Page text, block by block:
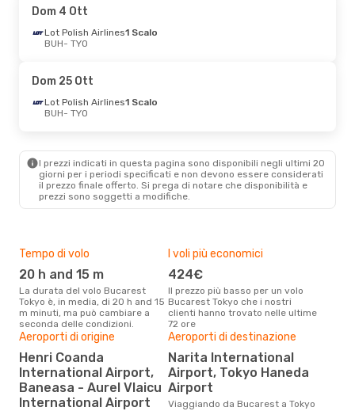
BUH- TYO
Lot Polish Airlines
TYO - BUH
Dom 4 Ott
Lot Polish Airlines1 Scalo
BUH- TYO
Dom 25 Ott
Lot Polish Airlines1 Scalo
BUH- TYO
I prezzi indicati in questa pagina sono disponibili negli ultimi 20
giorni per i periodi specificati e non devono essere considerati
il ​​prezzo finale offerto. Si prega di notare che disponibilità e
prezzi sono soggetti a modifiche.
Tempo di volo
20 h and 15 m
La durata del volo Bucarest
Tokyo è, in media, di 20 h and 15
m minuti, ma può cambiare a
seconda delle condizioni.
I voli più economici
424€
Il prezzo più basso per un volo
Bucarest Tokyo che i nostri
clienti hanno trovato nelle ultime
72 ore
Aeroporti di origine
Henri Coanda
International Airport,
Baneasa - Aurel Vlaicu
International Airport
Aeroporti di destinazione
Narita International
Airport, Tokyo Haneda
Airport
Viaggiando da Bucarest a Tokyo